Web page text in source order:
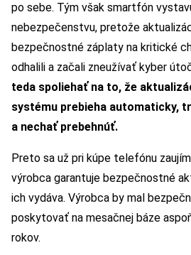
po sebe. Tým však smartfón
nebezpečenstvu, pretože
bezpečnostné záplaty na kritické
odhalili a začali zneužívať kyber
teda spoliehať na to, že
systému prebieha automaticky,
a nechať prebehnúť.
Preto sa už pri kúpe telefónu
výrobca garantuje bezpečnostné
ich vydáva. Výrobca by mal
poskytovať na mesačnej báze
rokov.